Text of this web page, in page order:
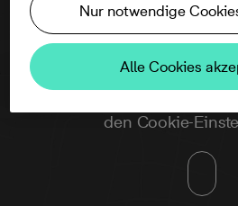
Um diese Karte
den Cookie-
Nur notwendige
Alle Cookies